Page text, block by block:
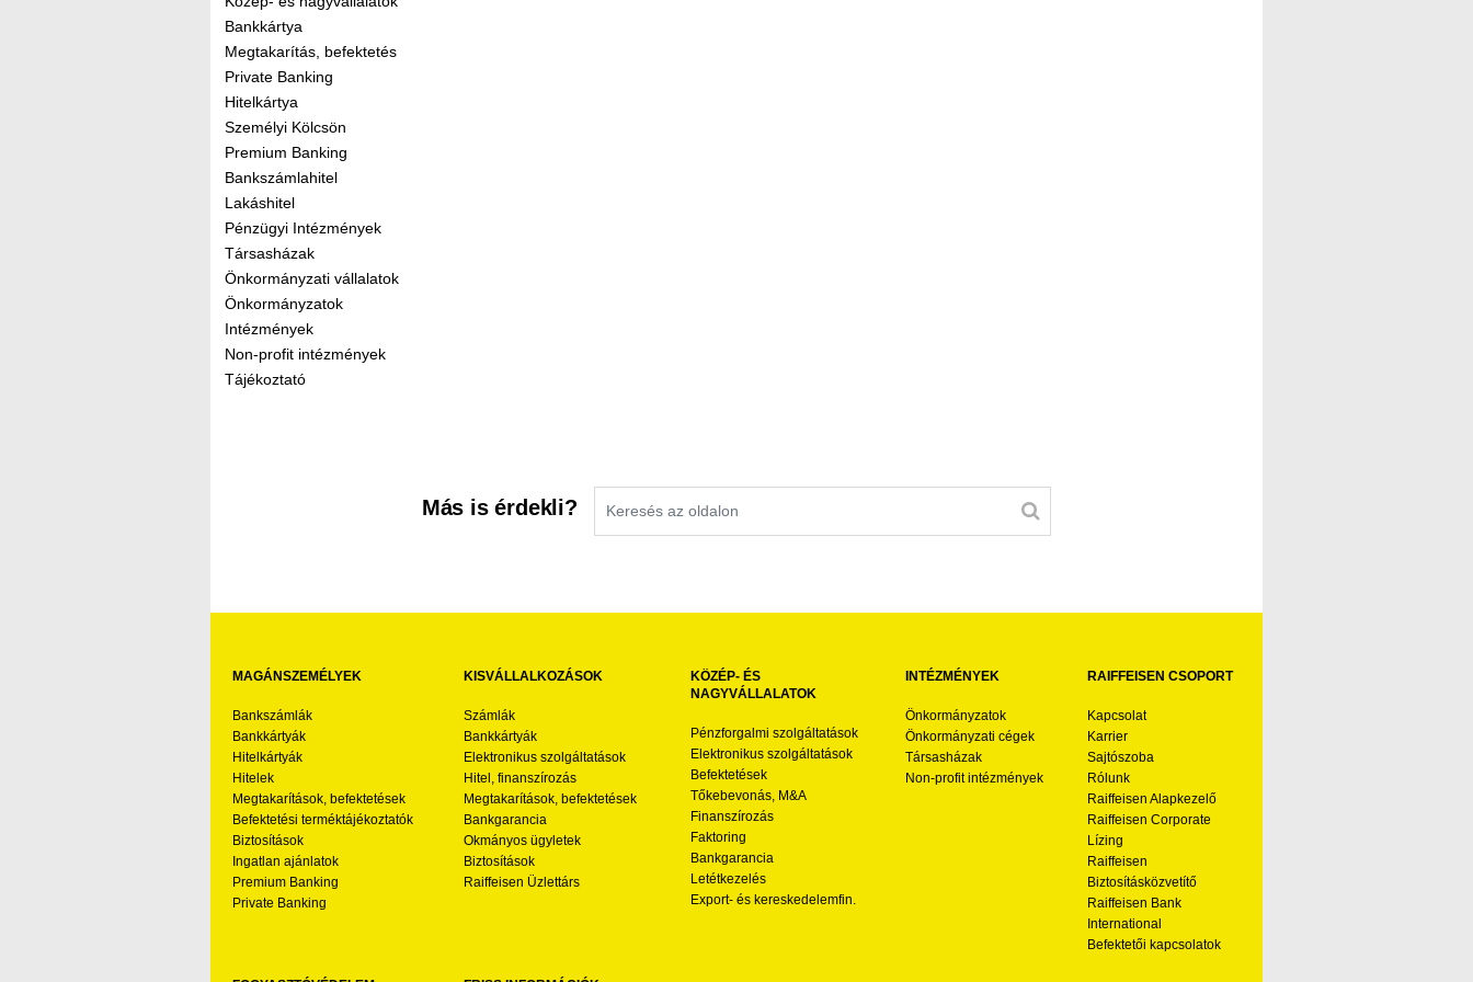
Bankkártya
Megtakarítás, befektetés
Private Banking
Hitelkártya
Személyi Kölcsön
Premium Banking
Bankszámlahitel
Lakáshitel
Pénzügyi Intézmények
Társasházak
Önkormányzati vállalatok
Önkormányzatok
Intézmények
Non-profit intézmények
Tájékoztató
Más is érdekli?
MAGÁNSZEMÉLYEK
Bankszámlák
Bankkártyák
Hitelkártyák
Hitelek
Megtakarítások, befektetések
Befektetési terméktájékoztatók
Biztosítások
Ingatlan ajánlatok
Premium Banking
Private Banking
KISVÁLLALKOZÁSOK
Számlák
Bankkártyák
Elektronikus szolgáltatások
Hitel, finanszírozás
Megtakarítások, befektetések
Bankgarancia
Okmányos ügyletek
Biztosítások
Raiffeisen Üzlettárs
KÖZÉP- ÉS
NAGYVÁLLALATOK
Pénzforgalmi szolgáltatások
Elektronikus szolgáltatások
Befektetések
Tőkebevonás, M&A
Finanszírozás
Faktoring
Bankgarancia
Letétkezelés
Export- és kereskedelemfin.
INTÉZMÉNYEK
Önkormányzatok
Önkormányzati cégek
Társasházak
Non-profit intézmények
RAIFFEISEN CSOPORT
Kapcsolat
Karrier
Sajtószoba
Rólunk
Raiffeisen Alapkezelő
Raiffeisen Corporate
Lízing
Raiffeisen
Biztosításközvetítő
Raiffeisen Bank
International
Befektetői kapcsolatok